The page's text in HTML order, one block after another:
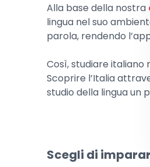
Alla base della nostra
lingua nel suo
parola, rendendo
Così, studiare italiano
Scoprire l’Italia
studio della lingua un
Scegli di